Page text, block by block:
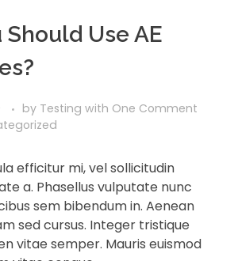
Should Use AE
by Testing with One Comment
efficitur mi, vel sollicitudin
a. Phasellus vulputate nunc
sem bibendum in. Aenean
sed cursus. Integer tristique
vitae semper. Mauris euismod